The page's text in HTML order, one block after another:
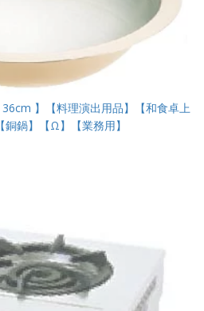
】【料理演出用品】【和食卓上
銅鍋】【Ω】【業務用】